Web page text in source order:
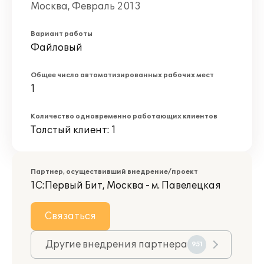
Москва, Февраль 2013
Вариант работы
Файловый
Общее число автоматизированных рабочих мест
1
Количество одновременно работающих клиентов
Толстый клиент: 1
Партнер, осуществивший внедрение/проект
1С:Первый Бит, Москва - м. Павелецкая
Связаться
Другие внедрения партнера 951